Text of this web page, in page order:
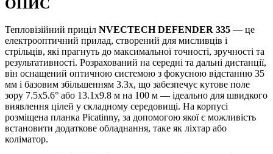
ОПИС
Тепловізійний приціл NVECTECH DEFENDER 335 — це
електрооптичний прилад, створений для мисливців і
стрільців, які прагнуть до максимальної точності, зручності та
результативності. Розрахований на середні та дальні дистанції,
він оснащений оптичною системою з фокусною відстанню 35
мм і базовим збільшенням 3.3x, що забезпечує кутове поле
зору 7.5x5.6° або 13.1x9.8 м на 100 м — ідеально для швидкого
виявлення цілей у складному середовищі. На корпусі
розміщена планка Picatinny, за допомогою якої є можливість
встановити додаткове обладнання, таке як ліхтар або
коліматор.